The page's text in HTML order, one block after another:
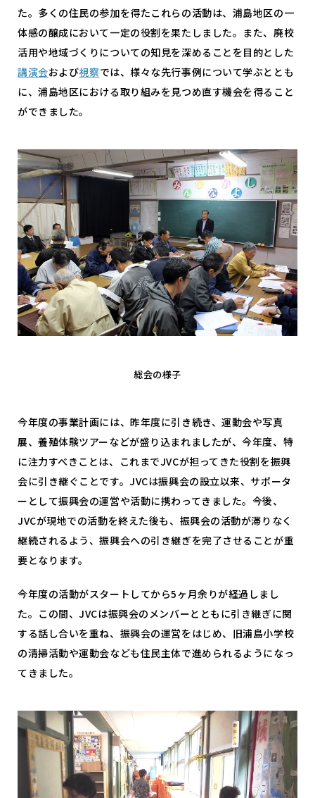
た。多くの住民の参加を得たこれらの活動は、浦島地区の一
体感の醸成において一定の役割を果たしました。また、廃校
活用や地域づくりについての知見を深めることを目的とした
講演会および視察では、様々な先行事例について学ぶととも
に、浦島地区における取り組みを見つめ直す機会を得ること
ができました。
総会の様子
今年度の事業計画には、昨年度に引き続き、運動会や写真
展、養殖体験ツアーなどが盛り込まれましたが、今年度、特
に注力すべきことは、これまでJVCが担ってきた役割を振興
会に引き継ぐことです。JVCは振興会の設立以来、サポータ
ーとして振興会の運営や活動に携わってきました。今後、
JVCが現地での活動を終えた後も、振興会の活動が滞りなく
継続されるよう、振興会への引き継ぎを完了させることが重
要となります。
今年度の活動がスタートしてから5ヶ月余りが経過しまし
た。この間、JVCは振興会のメンバーとともに引き継ぎに関
する話し合いを重ね、振興会の運営をはじめ、旧浦島小学校
の清掃活動や運動会なども住民主体で進められるようになっ
てきました。